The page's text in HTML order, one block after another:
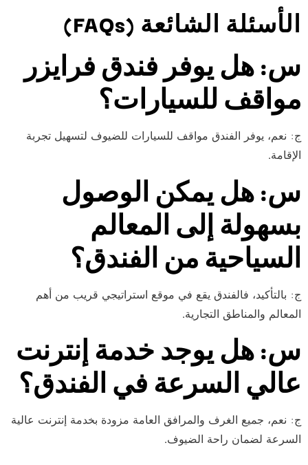
الأسئلة الشائعة (FAQs)
س: هل يوفر فندق فرايزر
مواقف للسيارات؟
ج: نعم، يوفر الفندق مواقف للسيارات للضيوف لتسهيل تجربة
الإقامة.
س: هل يمكن الوصول
بسهولة إلى المعالم
السياحية من الفندق؟
ج: بالتأكيد، فالفندق يقع في موقع استراتيجي قريب من أهم
المعالم والمناطق التجارية.
س: هل يوجد خدمة إنترنت
عالي السرعة في الفندق؟
ج: نعم، جميع الغرف والمرافق العامة مزودة بخدمة إنترنت عالية
السرعة لضمان راحة الضيوف.